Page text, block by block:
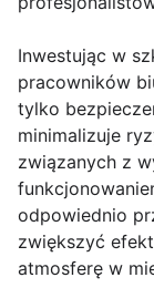
Inwestując w
pracowników
tylko
minimalizuje
związanych z
odpowiednio
zwiększyć
atmosferę w